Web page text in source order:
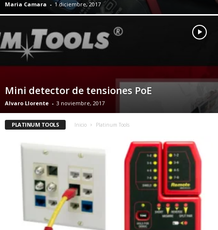
Maria Camara - 1 diciembre, 2017
Mini detector de tensiones PoE
Alvaro Llorente - 3 noviembre, 2017
PLATINUM TOOLS Inicio Platinum Tools